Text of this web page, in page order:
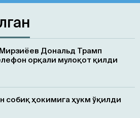
Дональд Трамп
орқали мулоқот қилди
собиқ ҳокимига ҳукм ўқилди